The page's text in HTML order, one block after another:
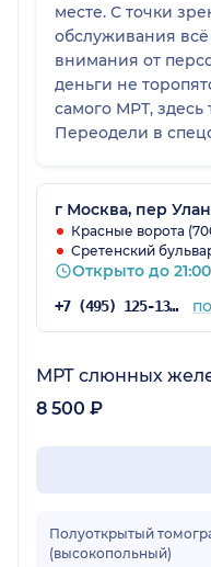
месте. С точки
обслуживания
внимания от
деньги не
самого МРТ, здесь
Переодели в
не доработано -
МРТ молочных
Специалист не
поэтому был
лежать пришлось
что делают МРТ
не запомнила. У
прошла по какому-
г Москва, пер
Красные ворота
Сретенский
Открыто до 21:00
+7 (495) 125-13-96
МРТ слюнных
8 500 ₽
Полуоткрытый
(высокопольный)